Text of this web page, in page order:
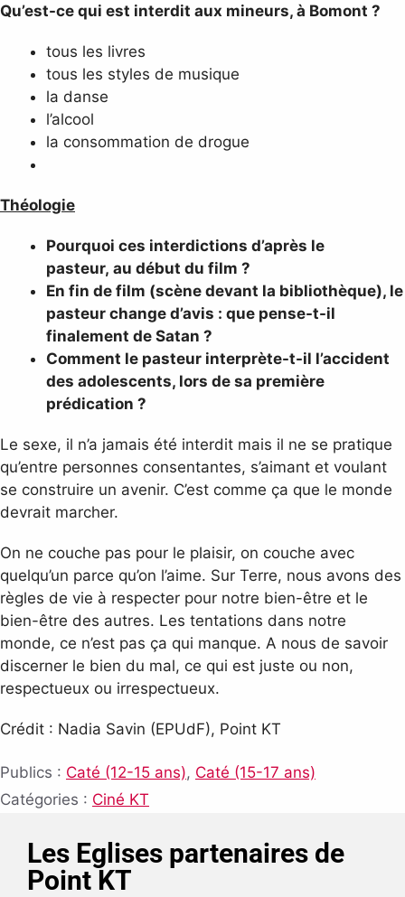
Qu’est-ce qui est interdit aux mineurs, à Bomont ?
tous les livres
tous les styles de musique
la danse
l’alcool
la consommation de drogue
Théologie
Pourquoi ces interdictions d’après le
pasteur, au début du film ?
En fin de film (scène devant la bibliothèque), le
pasteur change d’avis : que pense-t-il
finalement de Satan ?
Comment le pasteur interprète-t-il l’accident
des adolescents, lors de sa première
prédication ?
Le sexe, il n’a jamais été interdit mais il ne se pratique
qu’entre personnes consentantes, s’aimant et voulant
se construire un avenir. C’est comme ça que le monde
devrait marcher.
On ne couche pas pour le plaisir, on couche avec
quelqu’un parce qu’on l’aime. Sur Terre, nous avons des
règles de vie à respecter pour notre bien-être et le
bien-être des autres. Les tentations dans notre
monde, ce n’est pas ça qui manque. A nous de savoir
discerner le bien du mal, ce qui est juste ou non,
respectueux ou irrespectueux.
Crédit : Nadia Savin (EPUdF), Point KT
Publics : Caté (12-15 ans), Caté (15-17 ans)
Catégories : Ciné KT
Les Eglises partenaires de
Point KT